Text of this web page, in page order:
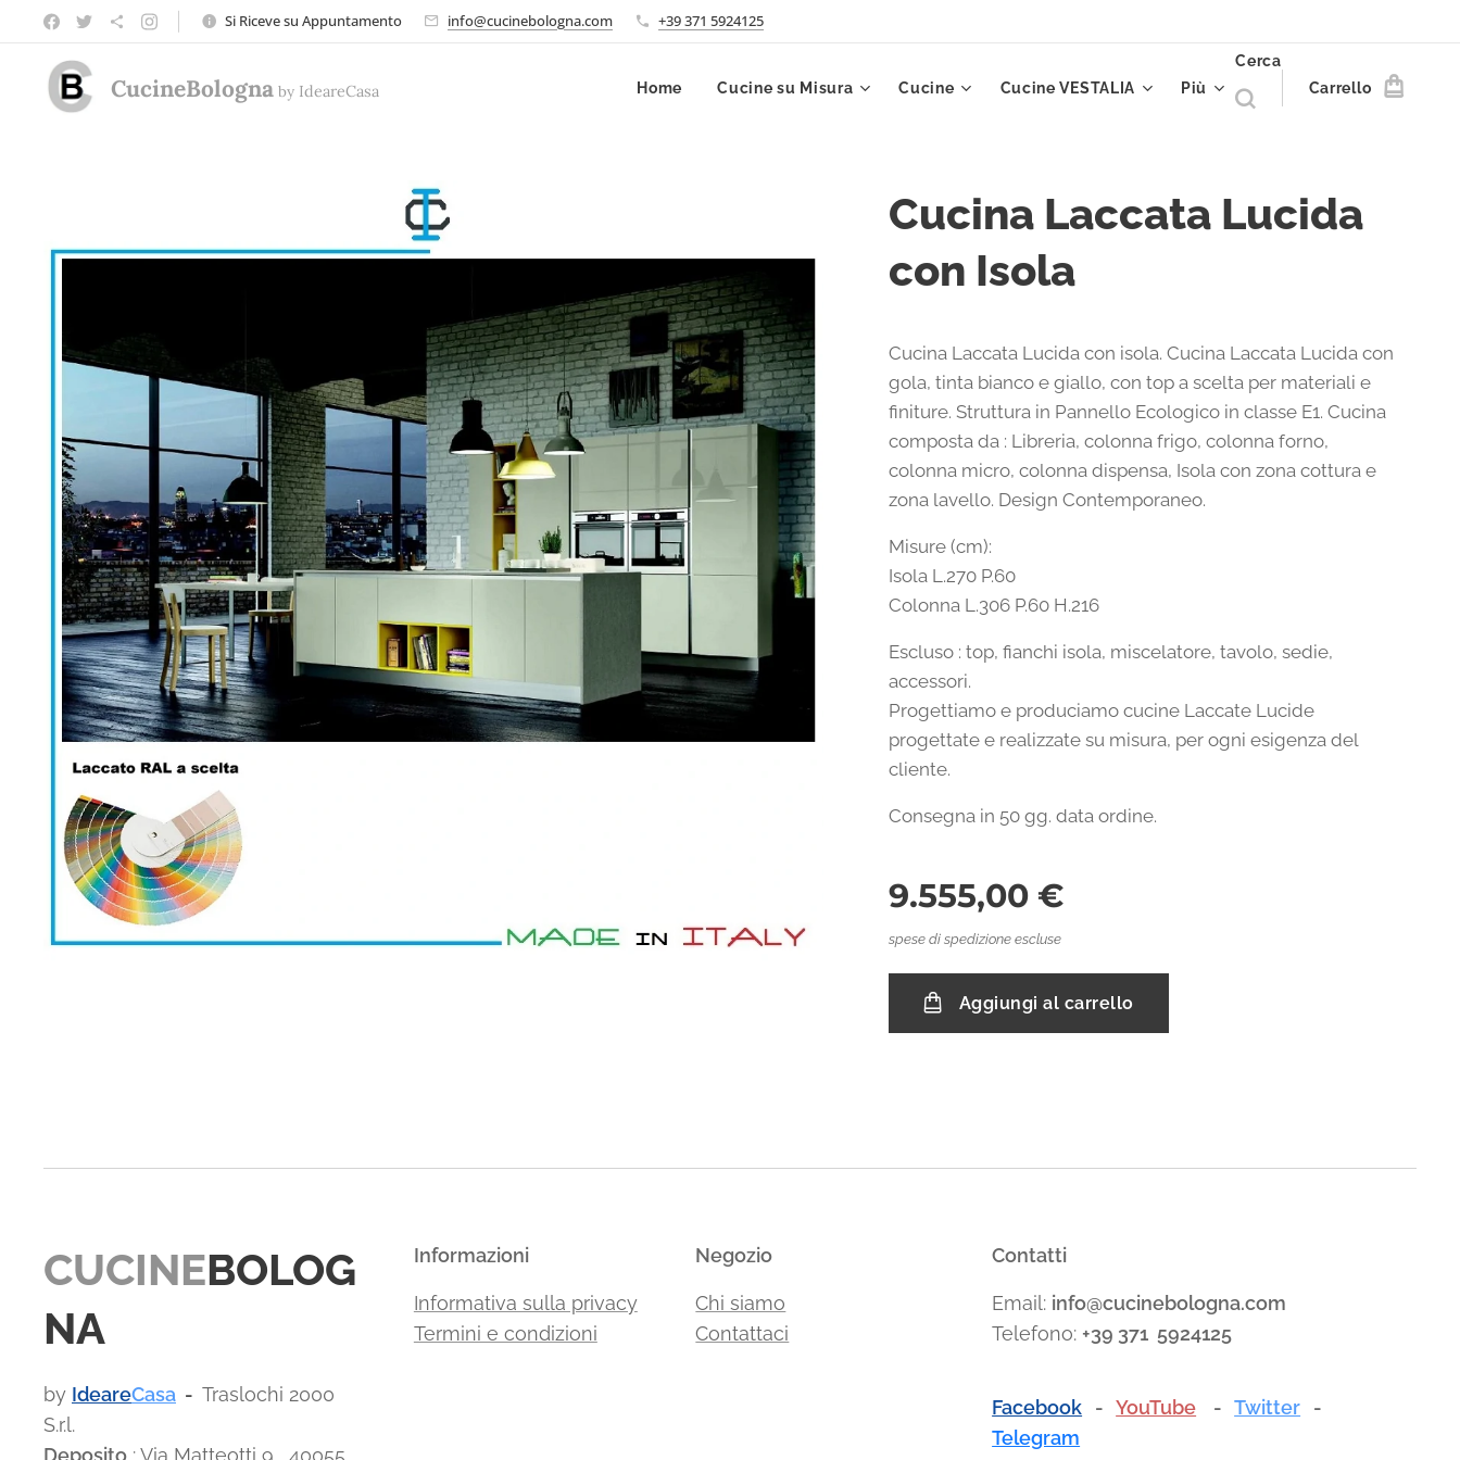
Si Riceve su Appuntamento info@cucinebologna.com +39 371 5924125
CucineBologna by IdeareCasa Home Cucine su Misura Cucine Cucine VESTALIA Più
Cerca
Carrello
Cucina Laccata Lucida
con Isola
Cucina Laccata Lucida con isola. Cucina Laccata Lucida con
gola, tinta bianco e giallo, con top a scelta per materiali e
finiture. Struttura in Pannello Ecologico in classe E1. Cucina
composta da : Libreria, colonna frigo, colonna forno,
colonna micro, colonna dispensa, Isola con zona cottura e
zona lavello. Design Contemporaneo.
Misure (cm):
Isola L.270 P.60
Colonna L.306 P.60 H.216
Escluso : top, fianchi isola, miscelatore, tavolo, sedie,
accessori.
Progettiamo e produciamo cucine Laccate Lucide
progettate e realizzate su misura, per ogni esigenza del
cliente.
Consegna in 50 gg. data ordine.
9.555,00 €
spese di spedizione escluse
Aggiungi al carrello
CUCINEBOLOG
NA
by IdeareCasa - Traslochi 2000
S.r.l.
Deposito : Via Matteotti 9, 40055
Informazioni
Informativa sulla privacy
Termini e condizioni
Negozio
Chi siamo
Contattaci
Contatti
Email: info@cucinebologna.com
Telefono: +39 371 5924125
Facebook -YouTube -Twitter
-
Telegram